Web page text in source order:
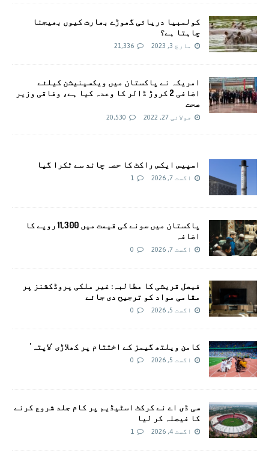
کولمبیا دریائی گھوڑے بھارت کیوں بھیجنا
چاہتا ہے؟
مارچ 3, 2023 21,336
امريکہ نے پاکستان میں ویکسینیشن کیلئے
اضافی 2 کروڑ ڈالر کا وعدہ کیا ہے، وفاقی وزیر
صحت
جولائی 27, 2022 20,530
اسپیس ایکس راکٹ کا حصہ چاند سے ٹکرا گیا
اگست 7, 2026 1
پاکستان میں سونے کی قیمت میں 11,300 روپے کا
اضافہ
اگست 7, 2026 0
فیصل قریشی کا مطالبہ: غیر ملکی پروڈکشنز پر
مقامی مواد کو ترجیح دی جائے
اگست 5, 2026 0
کامن ویلتھ گیمز کے اختتام پر کھلاڑی ‘لاپتہ’
اگست 5, 2026 0
سی ڈی اے نے کرکٹ اسٹیڈیم پر کام جلد شروع کرنے
کا فیصلہ کر لیا
اگست 4, 2026 1